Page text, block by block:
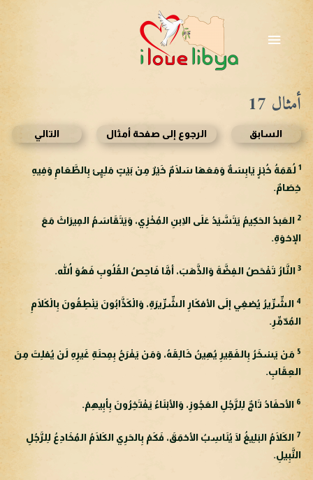
المحتوىالقائمة
الرئيسية
أمثال 17
السابق الرجوع إلى صفحة أمثال التالي
1 لُقمَةُ خُبْزٍ يَابِسَةٌ وَمَعَهَا سَلَامٌ خَيْرٌ مِنْ بَيْتٍ مَلِيئٍ بِالطَّعَامِ وَفِيهِ
خِصَامٌ.
2 العَبدُ الحَكِيمُ يَتَسَّيَدُ عَلَى الِابنِ المُخْزِي، وَيَتَقَاسَمُ المِيرَاثَ مَعَ
الإخوَةِ.
3 النَّارُ تَفْحَصُ الفِضَّةَ وَالذَّهَبَ، أمَّا فَاحِصُ القُلُوبِ فَهُوَ اللهُ.
4 الشِّرِّيرُ يُصْغِي إلَى الأفكَارِ الشِّرِّيرَةِ، وَالْكَذَّابُونَ يَنْطِقُونَ بِالْكَلَامِ
المُدّمِّرِ.
5 مَنْ يَسْخَرُ بِالفَقِيرِ يُهِينُ خَالِقَهُ، وَمَنْ يَفْرَحُ بِمِحنَةِ غَيرِهِ لَنْ يُفلِتَ مِنَ
العِقَابِ.
6 الأحفَادُ تَاجٌ لِلرَّجُلِ العَجُوزِ، وَالأبْنَاءُ يَفْتَخِرُونَ بِأبِيهِمْ.
7 الكَلَامُ البَلِيغُ لَا يُنَاسِبُ الأحْمَقَ، فَكَمْ بِالحَرِي الكَلَامُ المُخَادِعُ لِلرَّجُلِ
النَّبِيلِ.